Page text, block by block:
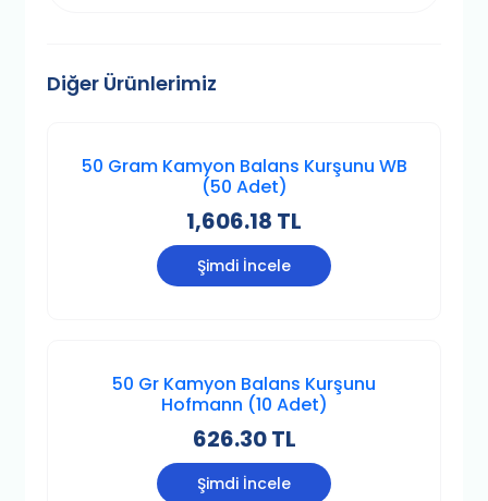
Diğer Ürünlerimiz
50 Gram Kamyon Balans Kurşunu WB
(50 Adet)
1,606.18 TL
Şimdi İncele
50 Gr Kamyon Balans Kurşunu
Hofmann (10 Adet)
626.30 TL
Şimdi İncele